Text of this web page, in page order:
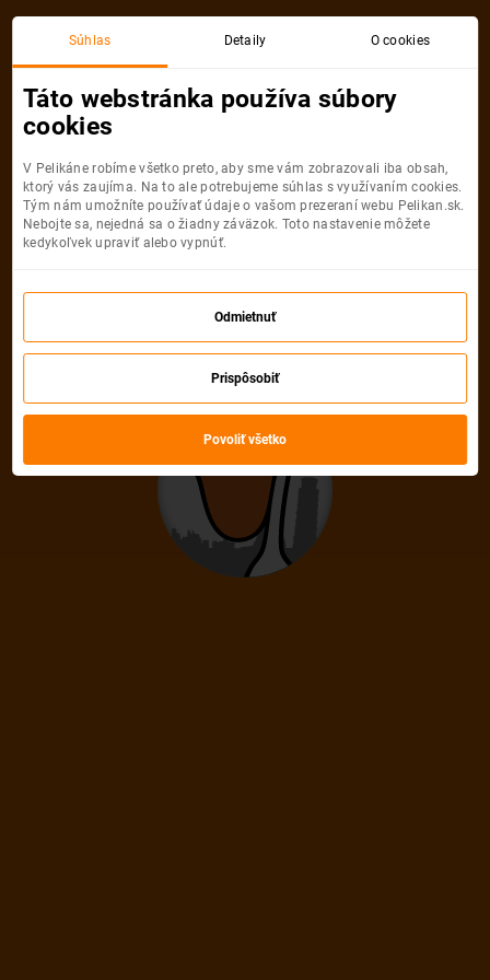
Akciová letenka
už nie je dostupná
Vybrať inú akciovú letenku
Súhlas Detaily O cookies
Táto webstránka používa súbory
cookies
V Pelikáne robíme všetko preto, aby sme vám zobrazovali iba obsah,
ktorý vás zaujíma. Na to ale potrebujeme súhlas s využívaním cookies.
Tým nám umožníte používať údaje o vašom prezeraní webu Pelikan.sk.
Nebojte sa, nejedná sa o žiadny záväzok. Toto nastavenie môžete
kedykoľvek upraviť alebo vypnúť.
Odmietnuť
Prispôsobiť
Povoliť všetko